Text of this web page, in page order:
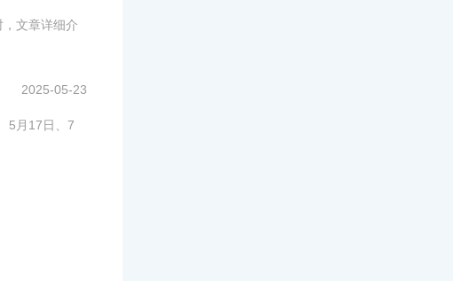
文章详细介
2025-05-23
5月17日、7